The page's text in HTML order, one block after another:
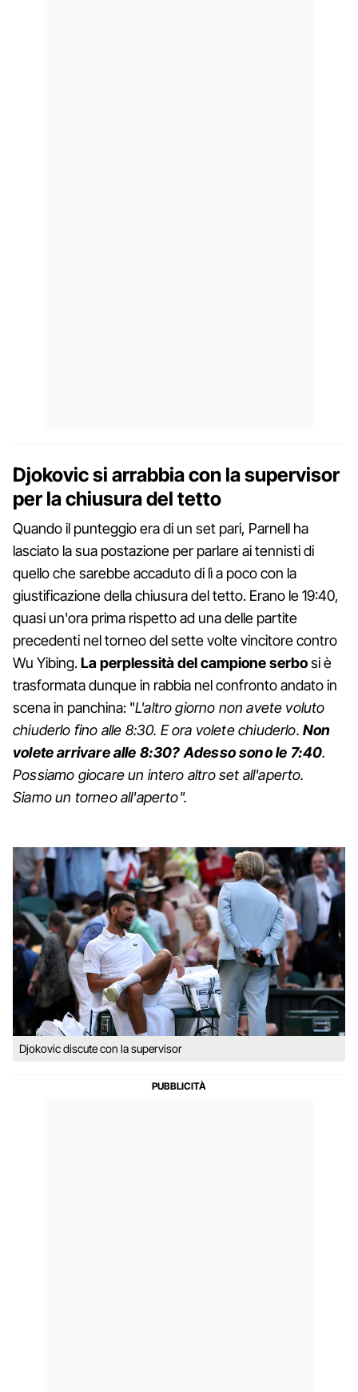
Djokovic si arrabbia con la supervisor
per la chiusura del tetto
Quando il punteggio era di un set pari, Parnell ha
lasciato la sua postazione per parlare ai tennisti di
quello che sarebbe accaduto di lì a poco con la
giustificazione della chiusura del tetto. Erano le 19:40,
quasi un'ora prima rispetto ad una delle partite
precedenti nel torneo del sette volte vincitore contro
Wu Yibing.La perplessità del campione serbosi è
trasformata dunque in rabbia nel confronto andato in
scena in panchina: "L'altro giorno non avete voluto
chiuderlo fino alle 8:30. E ora volete chiuderlo. Non
volete arrivare alle 8:30? Adesso sono le 7:40.
Possiamo giocare un intero altro set all'aperto.
Siamo un torneo all'aperto".
Djokovic discute con la supervisor